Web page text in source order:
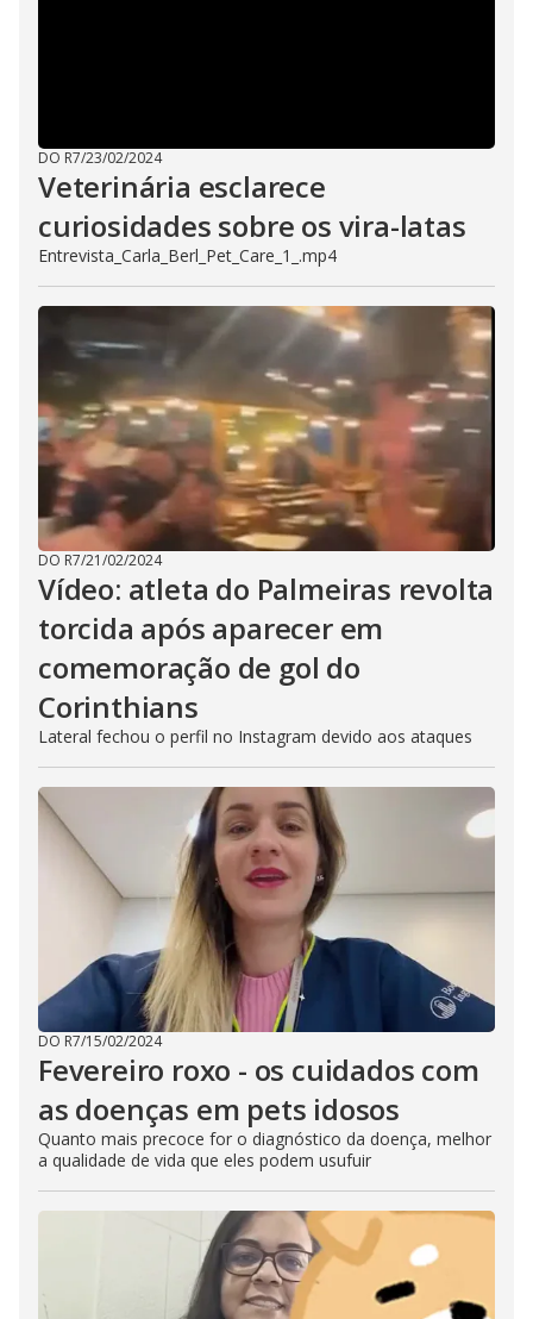
DO R7/23/02/2024
Veterinária esclarece
curiosidades sobre os vira-latas
Entrevista_Carla_Berl_Pet_Care_1_.mp4
DO R7/21/02/2024
Vídeo: atleta do Palmeiras revolta
torcida após aparecer em
comemoração de gol do
Corinthians
Lateral fechou o perfil no Instagram devido aos ataques
DO R7/15/02/2024
Fevereiro roxo - os cuidados com
as doenças em pets idosos
Quanto mais precoce for o diagnóstico da doença, melhor
a qualidade de vida que eles podem usufuir